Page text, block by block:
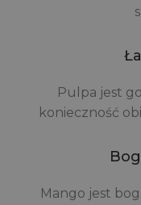
Pulpa jest
konieczność
Mango jest